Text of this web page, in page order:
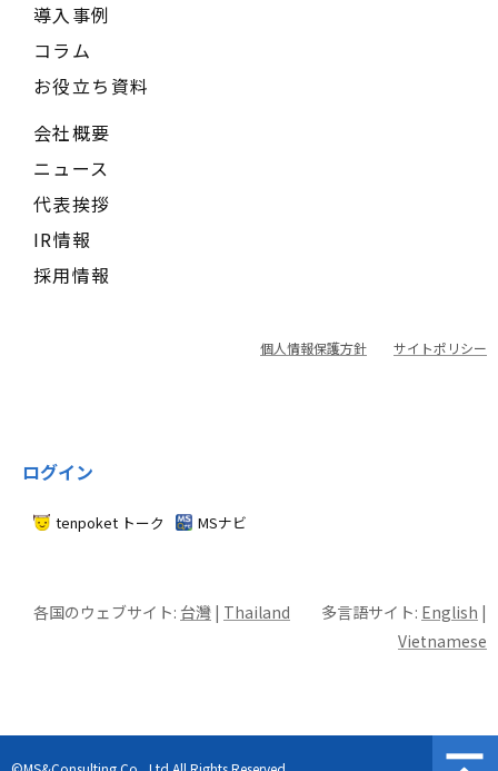
導入事例
コラム
お役立ち資料
会社概要
ニュース
代表挨拶
IR情報
採用情報
個人情報保護方針 サイトポリシー
ログイン
tenpoket トーク MSナビ
各国のウェブサイト: 台灣 | Thailand 多言語サイト: English |
Vietnamese